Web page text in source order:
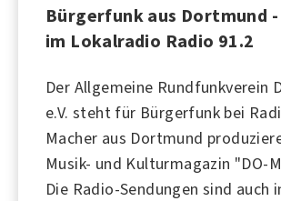
Bürgerfunk aus Dortmund
im Lokalradio Radio 91.2
Der Allgemeine Rundfunkverein
e.V. steht für Bürgerfunk bei
Macher aus Dortmund
Musik- und Kulturmagazin "DO-
Die Radio-Sendungen sind auch